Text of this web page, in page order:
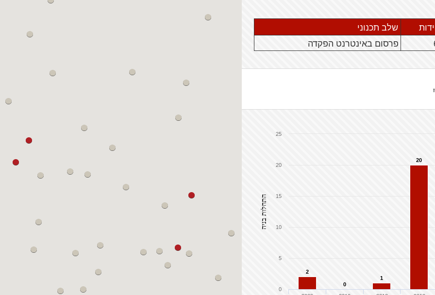
שלב תכנוני
פרסום באינטרנט הפקדה
התחלות בניה
0
5
10
15
20
25
2
0
1
20